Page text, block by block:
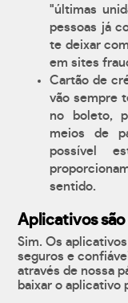
"últimas
pessoas já
te deixar
em sites
Cartão de
vão sempre
no boleto,
meios de
possível
sentido.
Aplicativos
Sim. Os
seguros e
através de nossa
baixar o aplicativo